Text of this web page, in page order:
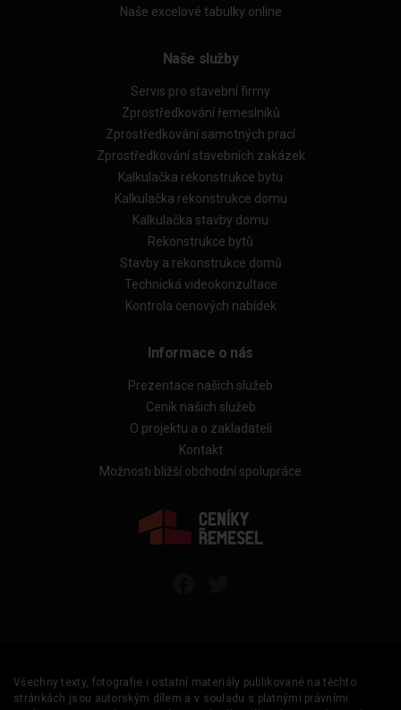
Naše excelové tabulky online
Naše služby
Servis pro stavební firmy
Zprostředkování řemeslníků
Zprostředkování samotných prací
Zprostředkování stavebních zakázek
Kalkulačka rekonstrukce bytu
Kalkulačka rekonstrukce domu
Kalkulačka stavby domu
Rekonstrukce bytů
Stavby a rekonstrukce domů
Technická videokonzultace
Kontrola cenových nabídek
Informace o nás
Prezentace našich služeb
Ceník našich služeb
O projektu a o zakladateli
Kontakt
Možnosti bližší obchodní spolupráce
Všechny texty, fotografie i ostatní materiály publikované na těchto
stránkách jsou autorským dílem a v souladu s platnými právními